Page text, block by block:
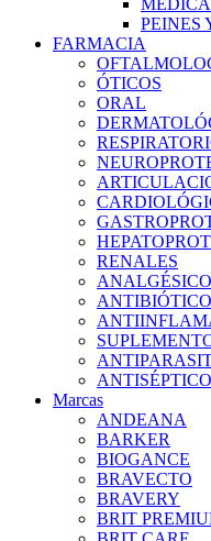
PEINES
FARMACIA
ÓTICOS
ORAL
RENALES
ANTISÉPTICO
Marcas
ANDEANA
BARKER
BIOGANCE
BRAVECTO
BRAVERY
BRIT